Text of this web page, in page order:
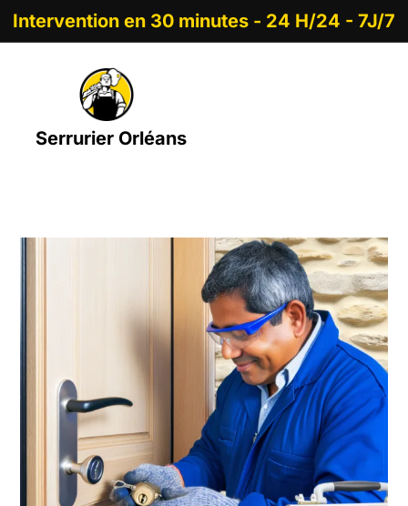
Intervention en 30 minutes - 24 H/24 - 7J/7
Serrurier Orléans